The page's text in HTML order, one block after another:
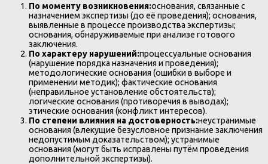
По моменту возникновения:основания, связанные с
назначением экспертизы (до её проведения); основания,
выявленные в процессе производства экспертизы;
основания, обнаруживаемые при анализе готового
заключения.
По характеру нарушений:процессуальные основания
(нарушение порядка назначения и проведения);
методологические основания (ошибки в выборе и
применении методик); фактические основания
(неправильное установление обстоятельств);
логические основания (противоречия в выводах);
этические основания (конфликт интересов).
По степени влияния на достоверность:неустранимые
основания (влекущие безусловное признание заключения
недопустимым доказательством); устранимые
основания (могут быть исправлены путём проведения
дополнительной экспертизы).